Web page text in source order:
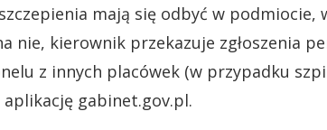
mają się odbyć w podmiocie,
nie, kierownik przekazuje zgłoszenia
z innych placówek (w przypadku
gabinet.gov.pl.